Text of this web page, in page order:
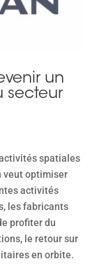
un
secteur
spatiales
veut optimiser
activités
les fabricants
profiter du
le retour sur
en orbite.